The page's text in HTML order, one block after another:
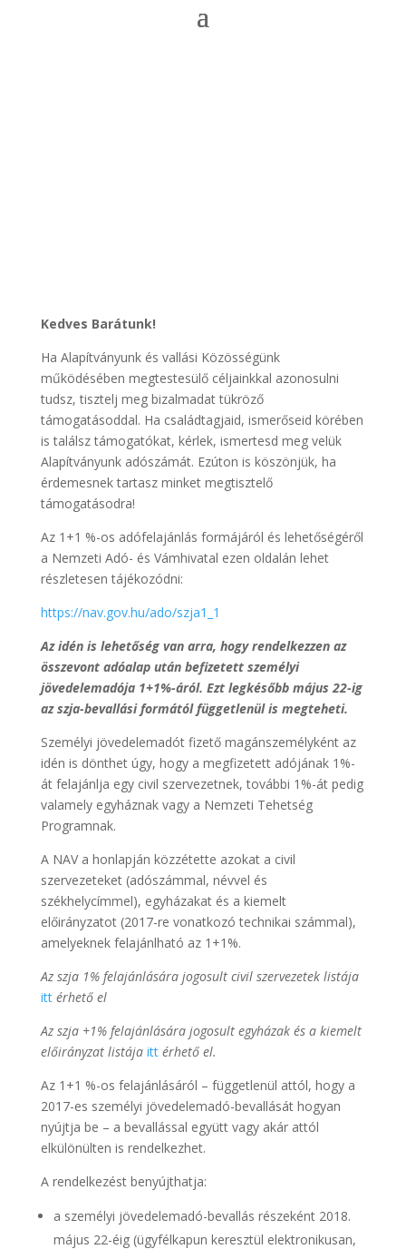
Kedves Barátunk!
Ha Alapítványunk és vallási Közösségünk
működésében megtestesülő céljainkkal azonosulni
tudsz, tisztelj meg bizalmadat tükröző
támogatásoddal. Ha családtagjaid, ismerőseid körében
is találsz támogatókat, kérlek, ismertesd meg velük
Alapítványunk adószámát. Ezúton is köszönjük, ha
érdemesnek tartasz minket megtisztelő
támogatásodra!
Az 1+1 %-os adófelajánlás formájáról és lehetőségéről
a Nemzeti Adó- és Vámhivatal ezen oldalán lehet
részletesen tájékozódni:
https://nav.gov.hu/ado/szja1_1
Az idén is lehetőség van arra, hogy rendelkezzen az
összevont adóalap után befizetett személyi
jövedelemadója 1+1%-áról. Ezt legkésőbb május 22-ig
az szja-bevallási formától függetlenül is megteheti.
Személyi jövedelemadót fizető magánszemélyként az
idén is dönthet úgy, hogy a megfizetett adójának 1%-
át felajánlja egy civil szervezetnek, további 1%-át pedig
valamely egyháznak vagy a Nemzeti Tehetség
Programnak.
A NAV a honlapján közzétette azokat a civil
szervezeteket (adószámmal, névvel és
székhelycímmel), egyházakat és a kiemelt
előirányzatot (2017-re vonatkozó technikai számmal),
amelyeknek felajánlható az 1+1%.
Az szja 1% felajánlására jogosult civil szervezetek listája
ittérhető el
Az szja +1% felajánlására jogosult egyházak és a kiemelt
előirányzat listája ittérhető el.
Az 1+1 %-os felajánlásáról – függetlenül attól, hogy a
2017-es személyi jövedelemadó-bevallását hogyan
nyújtja be – a bevallással együtt vagy akár attól
elkülönülten is rendelkezhet.
A rendelkezést benyújthatja:
a személyi jövedelemadó-bevallás részeként 2018.
május 22-éig (ügyfélkapun keresztül elektronikusan,